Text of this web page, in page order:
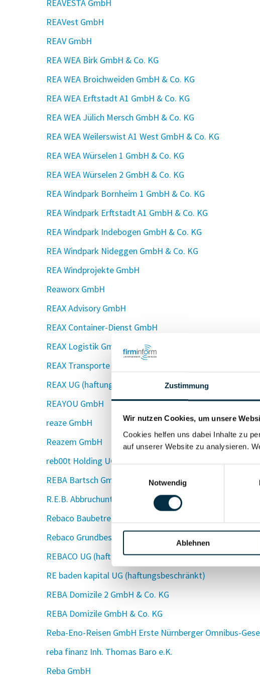
Zustimmung
Wir nutzen Cookies, um unsere
Cookies helfen uns dabei Inhalte zu
auf unserer Website zu analysieren.
Notwendig
Ablehnen
REAVESTA GmbH
REAVest GmbH
REAV GmbH
REA WEA Birk GmbH & Co. KG
REA WEA Broichweiden GmbH & Co. KG
REA WEA Erftstadt A1 GmbH & Co. KG
REA WEA Jülich Mersch GmbH & Co. KG
REA WEA Weilerswist A1 West GmbH & Co. KG
REA WEA Würselen 1 GmbH & Co. KG
REA WEA Würselen 2 GmbH & Co. KG
REA Windpark Bornheim 1 GmbH & Co. KG
REA Windpark Erftstadt A1 GmbH & Co. KG
REA Windpark Indebogen GmbH & Co. KG
REA Windpark Nideggen GmbH & Co. KG
REA Windprojekte GmbH
Reaworx GmbH
REAX Advisory GmbH
REAX Container-Dienst GmbH
REAX Logistik GmbH
REAX Transporte GmbH
REAX UG (haftungsbeschränkt)
REAYOU GmbH
reaze GmbH
Reazem GmbH
reb00t Holding UG (haftungsbeschränkt)
REBA Bartsch GmbH
R.E.B. Abbruchunternehmen GmbH
Rebaco Baubetreuungsgesellschaft mbH
Rebaco Grundbesitz GmbH
REBACO UG (haftungsbeschränkt)
RE baden kapital UG (haftungsbeschränkt)
REBA Domizile 2 GmbH & Co. KG
REBA Domizile GmbH & Co. KG
Reba-Eno-Reisen GmbH Erste Nürnberger Omnibus-
reba finanz Inh. Thomas Baro e.K.
Reba GmbH